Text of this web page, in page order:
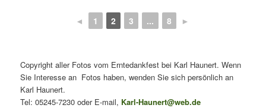
◄ 1 2 3 ... 8 ►
Copyright aller Fotos vom Erntedankfest bei Karl Haunert. Wenn
Sie Interesse an Fotos haben, wenden Sie sich persönlich an
Karl Haunert.
Tel: 05245-7230 oder E-mail, Karl-Haunert@web.de